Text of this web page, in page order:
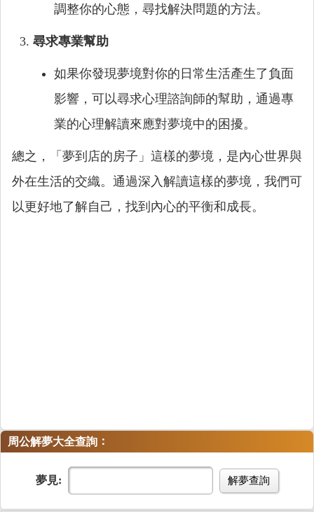
調整你的心態，尋找解決問題的方法。
尋求專業幫助
如果你發現夢境對你的日常生活產生了負面
影響，可以尋求心理諮詢師的幫助，通過專
業的心理解讀來應對夢境中的困擾。
總之，「夢到店的房子」這樣的夢境，是內心世界與
外在生活的交織。通過深入解讀這樣的夢境，我們可
以更好地了解自己，找到內心的平衡和成長。
周公解夢大全查詢 ：
夢見: 解夢查詢